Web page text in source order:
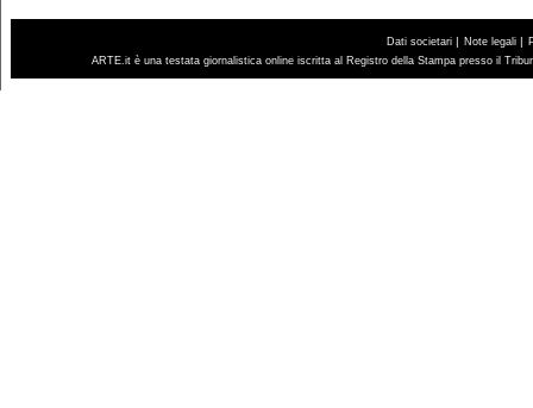
Dati societari Note legali
ARTE.it è una testata giornalistica online iscritta al Registro della Stampa presso il